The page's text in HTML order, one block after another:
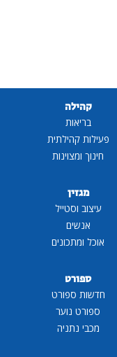
קהילה
בריאות
פעילות קהילתית
חינוך ומצוינות
מגזין
עיצוב וסטייל
אנשים
אוכל ומתכונים
ספורט
חדשות ספורט
ספורט נוער
מכבי נתניה